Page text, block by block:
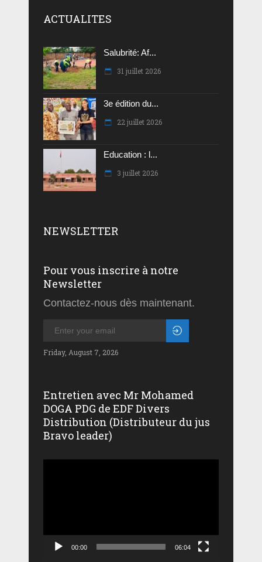
ACTUALITES
Salubrité: Af...
31 juillet 2026
3e édition du...
22 juillet 2026
Education : l...
3 juillet 2026
NEWSLETTER
Pour vous inscrire à notre
Newsletter
Contactez-nous dès maintenant.
Friday, August 7, 2026
Entretien avec Mr Mohamed
DOGA PDG de EDF Divers
Distribution (Distributeur du jus
Bravo leader)
00:00 06:04